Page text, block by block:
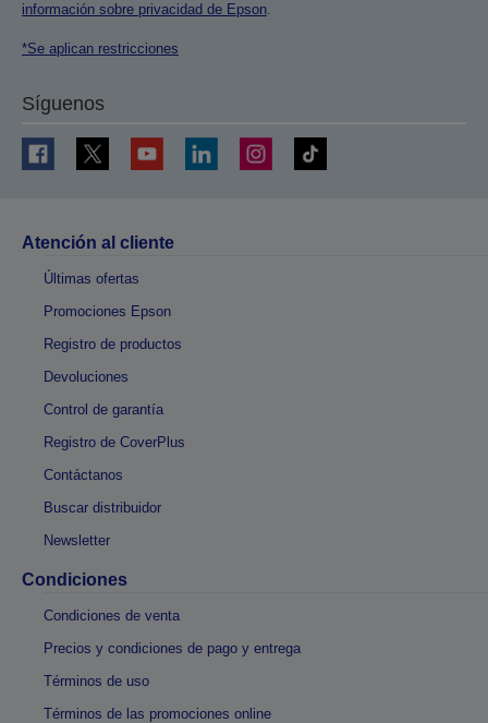
información sobre privacidad de Epson.
*Se aplican restricciones
Síguenos
Atención al cliente
Últimas ofertas
Promociones Epson
Registro de productos
Devoluciones
Control de garantía
Registro de CoverPlus
Contáctanos
Buscar distribuidor
Newsletter
Condiciones
Condiciones de venta
Precios y condiciones de pago y entrega
Términos de uso
Términos de las promociones online